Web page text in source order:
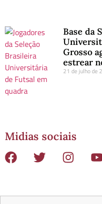
Base da
Grosso
estrear
21 de julho de
Midias sociais